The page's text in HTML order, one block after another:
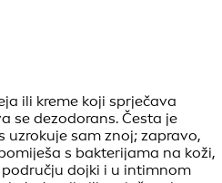
ili kreme koji sprječava
se dezodorans. Česta je
sam znoj; zapravo,
s bakterijama na koži,
dojki i u intimnom